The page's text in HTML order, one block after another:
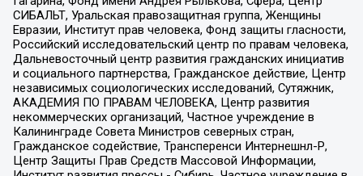
СИБАЛЬТ, Уральская правозащитная группа, Женщины
Евразии, Институт прав человека, Фонд защиты гласности,
Российский исследовательский центр по правам человека,
Дальневосточный центр развития гражданских инициатив
и социального партнерства, Гражданское действие, Центр
независимых социологических исследований, Сутяжник,
АКАДЕМИЯ ПО ПРАВАМ ЧЕЛОВЕКА, Центр развития
некоммерческих организаций, Частное учреждение в
Калининграде Совета Министров северных стран,
Гражданское содействие, Трансперенси Интернешнл-Р,
Центр Защиты Прав Средств Массовой Информации,